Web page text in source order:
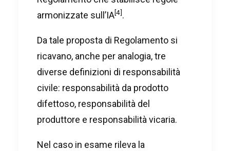
armonizzate sull’IA[4].
Da tale proposta di Regolamento si
ricavano, anche per analogia, tre
diverse definizioni di responsabilità
civile: responsabilità da prodotto
difettoso, responsabilità del
produttore e responsabilità vicaria.
Nel caso in esame rileva la